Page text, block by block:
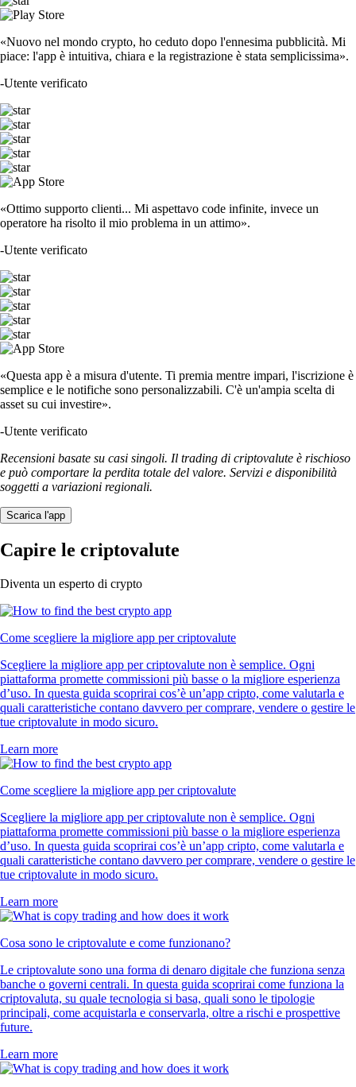
«Nuovo nel mondo crypto, ho ceduto dopo l'ennesima pubblicità. Mi
piace: l'app è intuitiva, chiara e la registrazione è stata semplicissima».
-Utente verificato
«Ottimo supporto clienti... Mi aspettavo code infinite, invece un
operatore ha risolto il mio problema in un attimo».
-Utente verificato
«Questa app è a misura d'utente. Ti premia mentre impari, l'iscrizione è
semplice e le notifiche sono personalizzabili. C'è un'ampia scelta di
asset su cui investire».
-Utente verificato
Recensioni basate su casi singoli. Il trading di criptovalute è rischioso
e può comportare la perdita totale del valore. Servizi e disponibilità
soggetti a variazioni regionali.
Scarica l'app
Capire le criptovalute
Diventa un esperto di crypto
Come scegliere la migliore app per criptovalute
Scegliere la migliore app per criptovalute non è semplice. Ogni
piattaforma promette commissioni più basse o la migliore esperienza
d’uso. In questa guida scoprirai cos’è un’app cripto, come valutarla e
quali caratteristiche contano davvero per comprare, vendere o gestire le
tue criptovalute in modo sicuro.
Learn more
Come scegliere la migliore app per criptovalute
Scegliere la migliore app per criptovalute non è semplice. Ogni
piattaforma promette commissioni più basse o la migliore esperienza
d’uso. In questa guida scoprirai cos’è un’app cripto, come valutarla e
quali caratteristiche contano davvero per comprare, vendere o gestire le
tue criptovalute in modo sicuro.
Learn more
Cosa sono le criptovalute e come funzionano?
Le criptovalute sono una forma di denaro digitale che funziona senza
banche o governi centrali. In questa guida scoprirai come funziona la
criptovaluta, su quale tecnologia si basa, quali sono le tipologie
principali, come acquistarla e conservarla, oltre a rischi e prospettive
future.
Learn more